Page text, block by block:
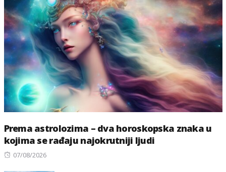
Prema astrolozima – dva horoskopska znaka u
kojima se rađaju najokrutniji ljudi
Posted
07/08/2026